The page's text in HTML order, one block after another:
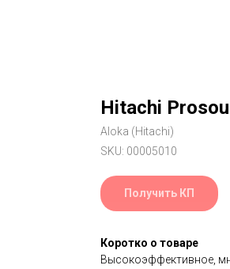
Hitachi
Aloka (Hitachi)
SKU: 00005010
Получить КП
Коротко о товаре
Высокоэффективное,